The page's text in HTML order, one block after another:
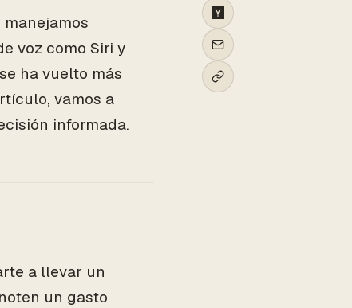
voz como Siri y
ha vuelto más
vamos a
informada.
a llevar un
un gasto